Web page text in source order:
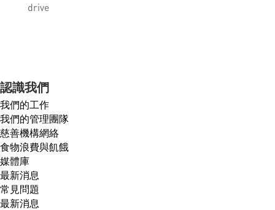
drive
認識我們
我們的工作
我們的管理團隊
慈善機構網絡
食物浪費與飢餓
媒體庫
最新消息
常見問題
最新消息